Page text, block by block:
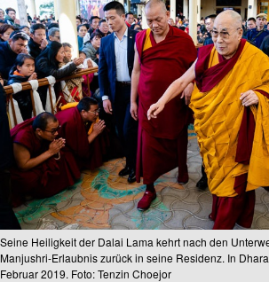
Seine Heiligkeit der Dalai Lama kehrt nach den
Manjushri-Erlaubnis zurück in seine Residenz. In
Februar 2019. Foto: Tenzin Choejor